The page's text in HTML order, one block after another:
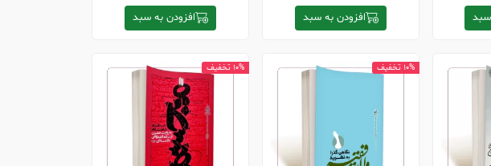
سبد افزودن به سبد افزودن به سبد
10% تخفیف 10% تخفیف